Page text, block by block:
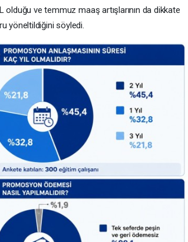
ve temmuz maaş artışlarının da dikkate
yöneltildiğini söyledi.